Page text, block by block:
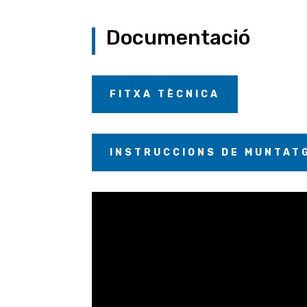
Documentació
FITXA TÈCNICA
INSTRUCCIONS DE